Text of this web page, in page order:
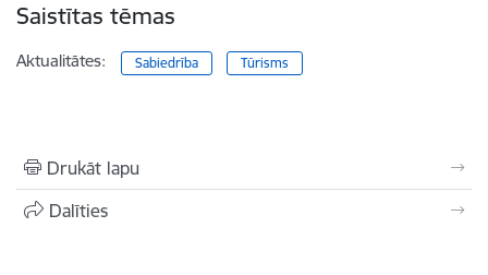
Saistītas tēmas
Aktualitātes: Sabiedrība Tūrisms
Drukāt lapu
Dalīties